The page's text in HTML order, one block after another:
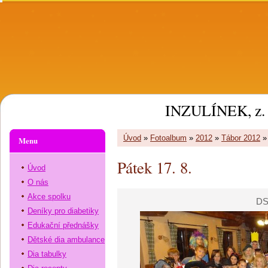
INZULÍNEK, z.
Úvod » Fotoalbum » 2012 » Tábor 2012
Pátek 17. 8.
Menu
Úvod
O nás
Akce spolku
Deníky pro diabetiky
Edukační přednášky
Dětské dia ambulance
Dia tabulky